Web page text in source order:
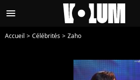
menu
Accueil Célébrités Zaho